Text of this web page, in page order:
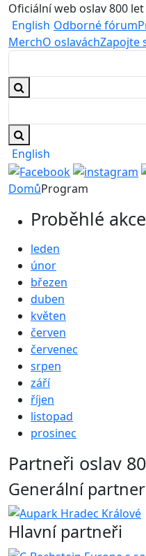
Oficiální web oslav 800
English Odborné fórum
MerchO oslaváchZapojte
English
DomůProgram
Proběhlé
leden
únor
březen
duben
květen
červen
červenec
srpen
září
říjen
listopad
prosinec
Partneři oslav
Generální partner
Hlavní partneři